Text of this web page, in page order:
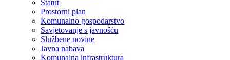
Statut
Prostorni plan
Komunalno gospodarstvo
Savjetovanje s javnošću
Službene novine
Javna nabava
Komunalna infrastruktura